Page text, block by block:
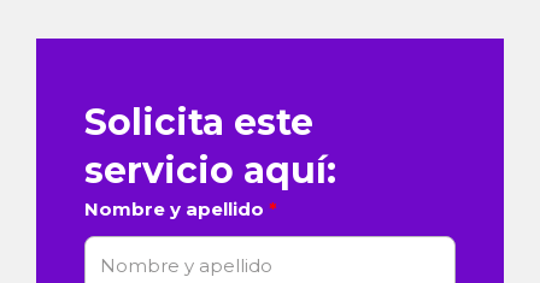
Solicita este
servicio aquí:
Nombre y apellido